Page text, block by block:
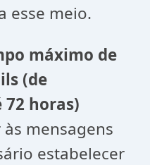
esse meio.
máximo de
(de
horas)
mensagens
estabelecer